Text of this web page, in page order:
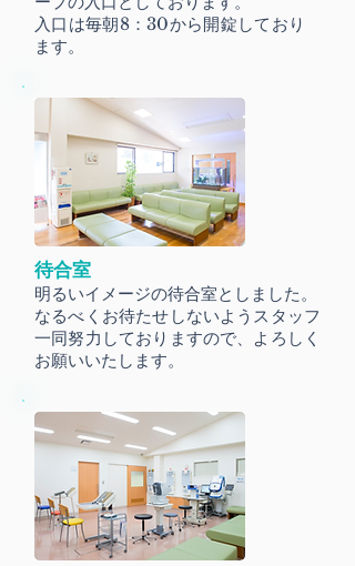
入口は毎朝8：30から開錠しており
ます。
待合室
明るいイメージの待合室としました。
なるべくお待たせしないようスタッフ
一同努力しておりますので、よろしく
お願いいたします。